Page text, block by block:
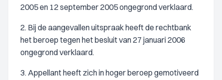
2005 en 12 september 2005 ongegrond verklaard.
2. Bij de aangevallen uitspraak heeft de rechtbank
het beroep tegen het besluit van 27 januari 2006
ongegrond verklaard.
3. Appellant heeft zich in hoger beroep gemotiveerd